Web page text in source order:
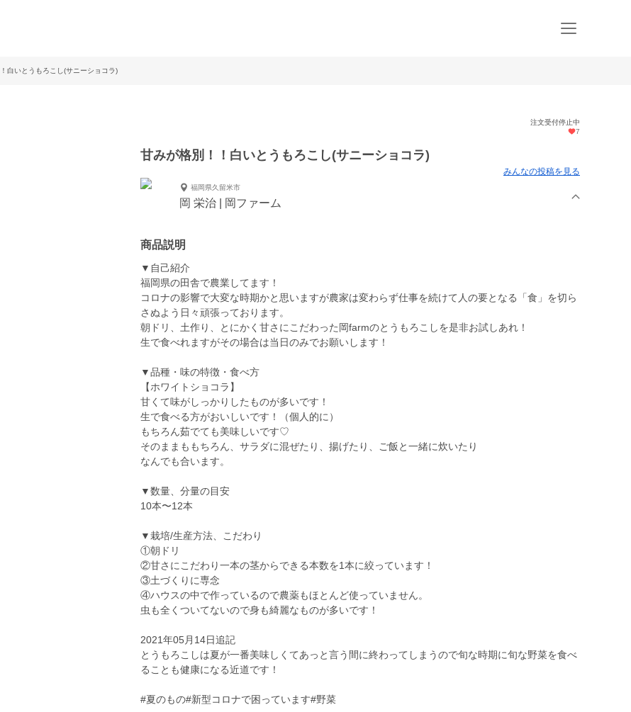
白いとうもろこし(サニーショコラ)
注文受付停止中
7
甘みが格別！！白いとうもろこし(サニーショコラ)
みんなの投稿を見る
福岡県久留米市
岡 栄治 | 岡ファーム
商品説明
▼自己紹介
福岡県の田舎で農業してます！
コロナの影響で大変な時期かと思いますが農家は変わらず仕事を続けて人の要となる「食」を切ら
さぬよう日々頑張っております。
朝ドリ、土作り、とにかく甘さにこだわった岡farmのとうもろこしを是非お試しあれ！
生で食べれますがその場合は当日のみでお願いします！
▼品種・味の特徴・食べ方
【ホワイトショコラ】
甘くて味がしっかりしたものが多いです！
生で食べる方がおいしいです！（個人的に）
もちろん茹でても美味しいです♡
そのままももちろん、サラダに混ぜたり、揚げたり、ご飯と一緒に炊いたり
なんでも合います。
▼数量、分量の目安
10本〜12本
▼栽培/生産方法、こだわり
①朝ドリ
②甘さにこだわり一本の茎からできる本数を1本に絞っています！
③土づくりに専念
④ハウスの中で作っているので農薬もほとんど使っていません。
虫も全くついてないので身も綺麗なものが多いです！
2021年05月14日追記
とうもろこしは夏が一番美味しくてあっと言う間に終わってしまうので旬な時期に旬な野菜を食べ
ることも健康になる近道です！
#夏のもの#新型コロナで困っています#野菜